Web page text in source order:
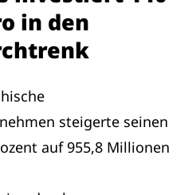
in den
steigerte seinen
auf 955,8 Millionen